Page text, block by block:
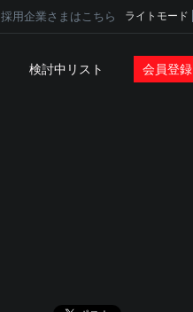
採用企業さまはこちら ライトモード
検討中リスト 会員登録